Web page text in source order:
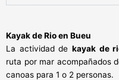
Kayak de Rio en Bueu
La actividad de kayak de
ruta por mar acompañados
canoas para 1 o 2 personas.